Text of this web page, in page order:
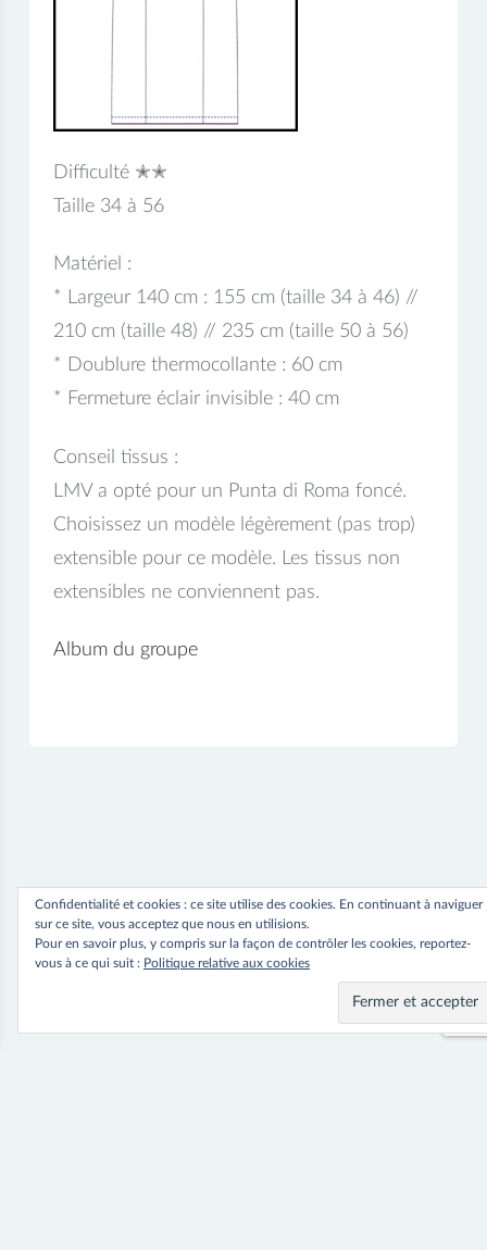
Difficulté ✭✭
Taille 34 à 56
Matériel :
* Largeur 140 cm : 155 cm (taille 34 à 46) //
210 cm (taille 48) // 235 cm (taille 50 à 56)
* Doublure thermocollante : 60 cm
* Fermeture éclair invisible : 40 cm
Conseil tissus :
LMV a opté pour un Punta di Roma foncé.
Choisissez un modèle légèrement (pas trop)
extensible pour ce modèle. Les tissus non
extensibles ne conviennent pas.
Album du groupe
Confidentialité et cookies : ce site utilise des cookies. En continuant à naviguer
sur ce site, vous acceptez que nous en utilisions.
Pour en savoir plus, y compris sur la façon de contrôler les cookies, reportez-
vous à ce qui suit : Politique relative aux cookies